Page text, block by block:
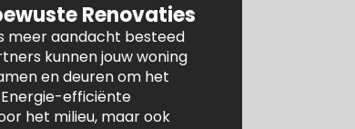
Renovaties
meer aandacht besteed
kunnen jouw woning
en deuren om het
efficiënte
het milieu, maar ook